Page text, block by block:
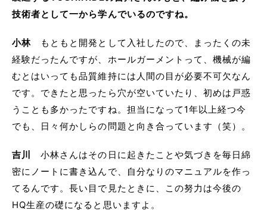
技術者として一から学んでいるのですね。
小林 もともと開発として入社したので、まったくの未
経験だったんですが、ホールガーメントって、機械が編
むとはいっても品質維持には人間の目が必要不可欠なん
です。できたと思ったら穴が空いていたり、初めは戸惑
うことも多かったですね。担当になって1年以上経つ今
でも、日々何かしらの問題と向き合っています（笑）。
吉川
小林さんはその日に起きたことや気づきを毎日綿
密にノートに書き込んで、自分なりのマニュアルを作っ
てるんです。長い目で見たときに、この努力は今後の
HQ生産の礎になると思いますよ。